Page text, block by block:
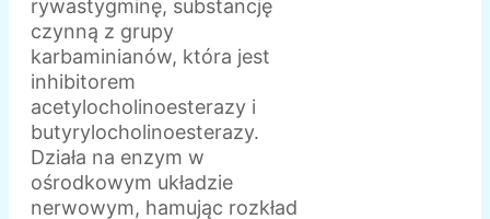
rywastygminę, substancję
czynną z grupy
karbaminianów, która jest
inhibitorem
acetylocholinoesterazy i
butyrylocholinoesterazy.
Działa na enzym w
ośrodkowym układzie
nerwowym, hamując rozkład